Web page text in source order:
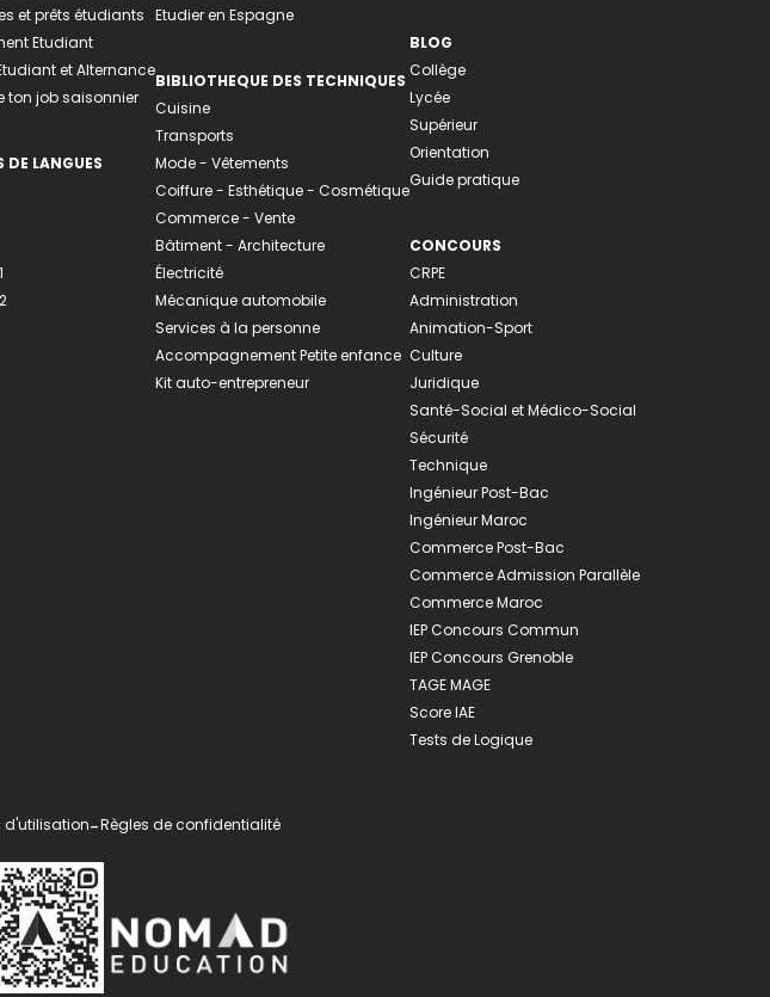
et prêts étudiants
Etudiant
et Alternance
ton job saisonnier
DE LANGUES
Etudier en Espagne
BIBLIOTHEQUE DES TECHNIQUES
Cuisine
Transports
Mode - Vêtements
Coiffure - Esthétique - Cosmétique
Commerce - Vente
Bâtiment - Architecture
Électricité
Mécanique automobile
Services à la personne
Accompagnement Petite enfance
Kit auto-entrepreneur
BLOG
Collège
Lycée
Supérieur
Orientation
Guide pratique
CONCOURS
CRPE
Administration
Animation-Sport
Culture
Juridique
Santé-Social et Médico-Social
Sécurité
Technique
Ingénieur Post-Bac
Ingénieur Maroc
Commerce Post-Bac
Commerce Admission Parallèle
Commerce Maroc
IEP Concours Commun
IEP Concours Grenoble
TAGE MAGE
Score IAE
Tests de Logique
-Règles de confidentialité